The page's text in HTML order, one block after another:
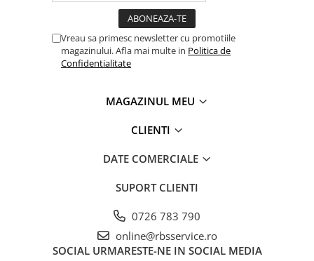
Articole Creative și Craft
Creioane Colorate
Distrugătoare Documente
Aparate de Îndosariat și Accesorii
Calculatoare de Birou
Vreau sa primesc newsletter cu promotiile
magazinului. Afla mai multe in Politica de
Confidentialitate
MAGAZINUL MEU
CLIENTI
DATE COMERCIALE
SUPORT CLIENTI
0726 783 790
online@rbsservice.ro
SOCIAL URMARESTE-NE IN SOCIAL MEDIA